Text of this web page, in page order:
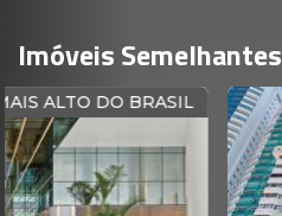
Imóveis Semelhantes